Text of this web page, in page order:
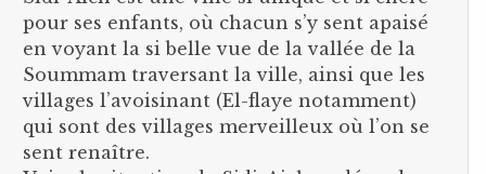
pour ses enfants, où chacun s’y sent apaisé
en voyant la si belle vue de la vallée de la
Soummam traversant la ville, ainsi que les
villages l’avoisinant (El-flaye notamment)
qui sont des villages merveilleux où l’on se
sent renaître.